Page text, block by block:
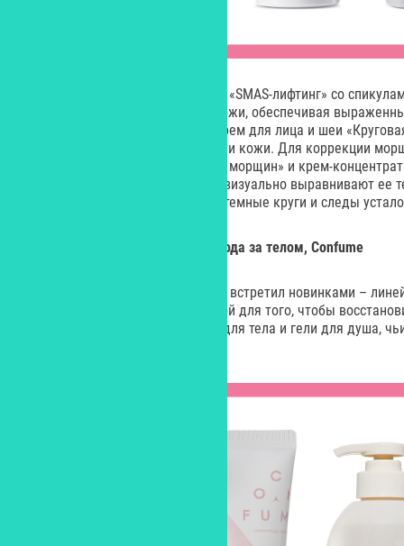
Новинка в линейке – сыворотка «SMAS-лифтинг» со
активные компоненты вглубь кожи, обеспечивая
числе обновленных средств – крем для лица и шеи
улучшению упругости и плотности кожи. Для коррекции
сыворотка «Корректор глубоких морщин» и крем-
улучшают эластичность кожи и визуально выравнивают ее
Eye помогает уменьшить отеки, темные круги и следы
Парфюмированные средства ухода за телом, Confume
Весну корейский бренд Confume встретил новинками –
для тела Perfume Body, созданной для того, чтобы
вошли кремы для рук, лосьоны для тела и гели для душа,